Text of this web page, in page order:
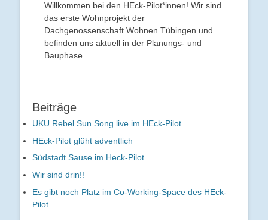
Willkommen bei den HEck-Pilot*innen! Wir sind
das erste Wohnprojekt der
Dachgenossenschaft Wohnen Tübingen und
befinden uns aktuell in der Planungs- und
Bauphase.
Beiträge
UKU Rebel Sun Song live im HEck-Pilot
HEck-Pilot glüht adventlich
Südstadt Sause im Heck-Pilot
Wir sind drin!!
Es gibt noch Platz im Co-Working-Space des HEck-
Pilot